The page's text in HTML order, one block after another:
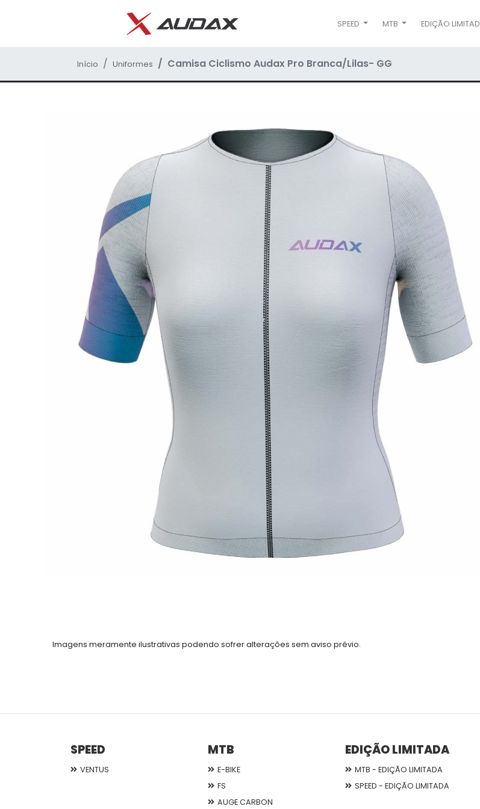
SPEED MTB EDIÇÃO
Início Uniformes Camisa Ciclismo Audax Pro Branca/Lilas- GG
Imagens meramente ilustrativas podendo sofrer alterações sem aviso prévio.
SPEED
VENTUS
MTB
E-BIKE
FS
AUGE CARBON
EDIÇÃO LIMITADA
MTB - EDIÇÃO LIMITADA
SPEED - EDIÇÃO LIMITADA